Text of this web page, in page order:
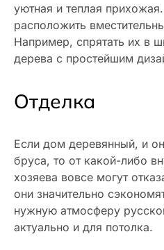
уютная и теплая
расположить
Например, спрятать их в
дерева с простейшим
Отделка
Если дом деревянный, и
бруса, то от какой-либо
хозяева вовсе могут
они значительно
нужную атмосферу
актуально и для потолка.